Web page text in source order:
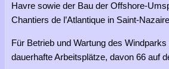
Havre sowie der Bau der Offshore-
Chantiers de l’Atlantique in Saint-
Für Betrieb und Wartung des
dauerhafte Arbeitsplätze, davon 66 auf